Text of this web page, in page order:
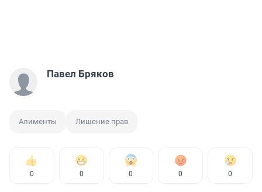
Павел Бряков
Алименты Лишение прав
0 0 0 0 0